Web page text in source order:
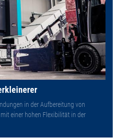
in der Aufbereitung von
einer hohen Flexibilität in der